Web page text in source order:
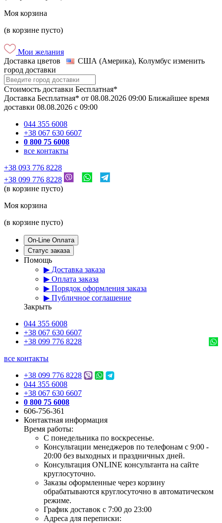
Моя корзина
(в корзине пусто)
Мои желания
Доставка цветов
США (Америка), Колумбус изменить
город доставки
Стоимость доставки Бесплатная*
Доставка Бесплатная* от 08.08.2026 09:00 Ближайшее время
доставки 08.08.2026 c 09:00
044 355 6008
+38 067 630 6607
0 800 75 6008
все контакты
+38 093 776 8228
+38 099 776 8228
(в корзине пусто)
Моя корзина
(в корзине пусто)
On-Line Оплата
Статус заказа
Помощь
▶ Доставка заказа
▶ Оплата заказа
▶ Порядок оформления заказа
▶ Публичное соглашение
Закрыть
044 355 6008
+38 067 630 6607
+38 099 776 8228
все контакты
+38 099 776 8228
044 355 6008
+38 067 630 6607
0 800 75 6008
606-756-361
Контактная информация
Время работы:
С понедельника по воскресенье.
Консультации менеджеров по телефонам с 9:00 -
20:00 без выходных и праздничных дней.
Консультация ONLINE консультанта на сайте
круглосуточно.
Заказы оформленные через корзину
обрабатываются круглосуточно в автоматическом
режиме.
График доставок с 7:00 до 23:00
Адреса для переписки: